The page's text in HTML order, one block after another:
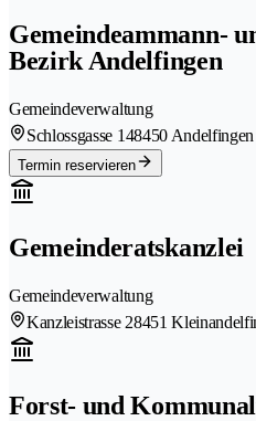
Gemeindeammann-
Bezirk Andelfingen
Gemeindeverwaltung
Schlossgasse 148450 Andelfingen
Termin reservieren
Gemeinderatskanzlei
Gemeindeverwaltung
Kanzleistrasse 28451
Forst- und